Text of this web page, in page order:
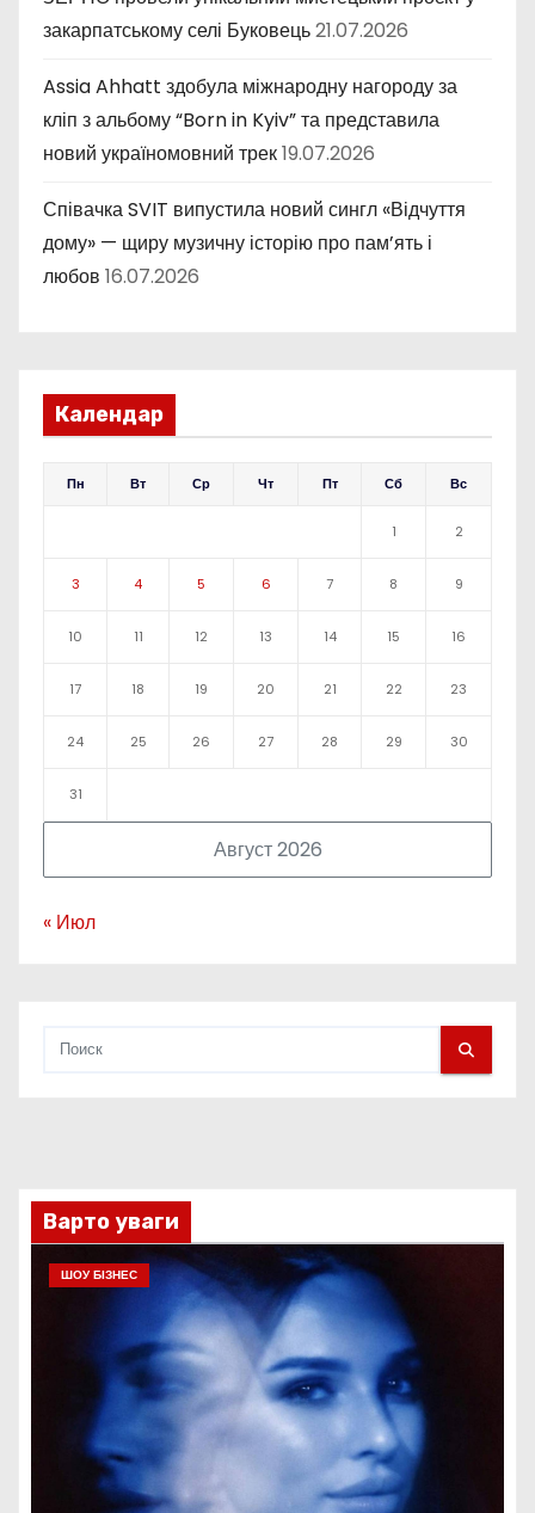
закарпатському селі Буковець21.07.2026
Assia Ahhatt здобула міжнародну нагороду за
кліп з альбому “Born in Kyiv” та представила
новий україномовний трек19.07.2026
Співачка SVIT випустила новий сингл «Відчуття
дому» — щиру музичну історію про пам’ять і
любов 16.07.2026
Календар
Август 2026
Пн Вт Ср Чт Пт Сб Вс
1 2
3 4 5 6 7 8 9
10 11 12 13 14 15 16
17 18 19 20 21 22 23
24 25 26 27 28 29 30
31
« Июл
Варто уваги
ШОУ БІЗНЕС